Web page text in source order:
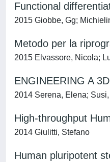
Functional
2015 Giobbe, Gg;
Metodo per la
2015 Elvassore, Nicola;
ENGINEERING A
2014 Serena, Elena;
High-throughput
2014 Giulitti, Stefano
Human pluripotent